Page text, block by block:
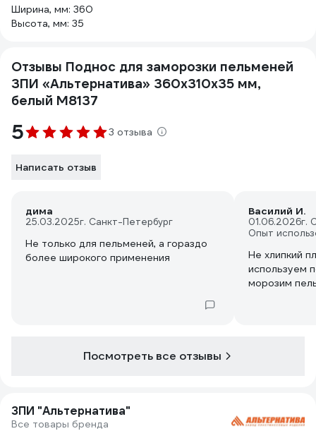
Ширина, мм: 360
Высота, мм: 35
Отзывы Поднос для заморозки пельменей
ЗПИ «Альтернатива» 360x310x35 мм,
белый М8137
5 3 отзыва
Написать отзыв
дима
25.03.2025г. Санкт-Петербург
Не только для пельменей, а гораздо
более широкого применения
Василий И.
01.06.2026г.
Опыт
Не хлипкий
используем
морозим
Посмотреть все отзывы
ЗПИ "Альтернатива"
Все товары бренда